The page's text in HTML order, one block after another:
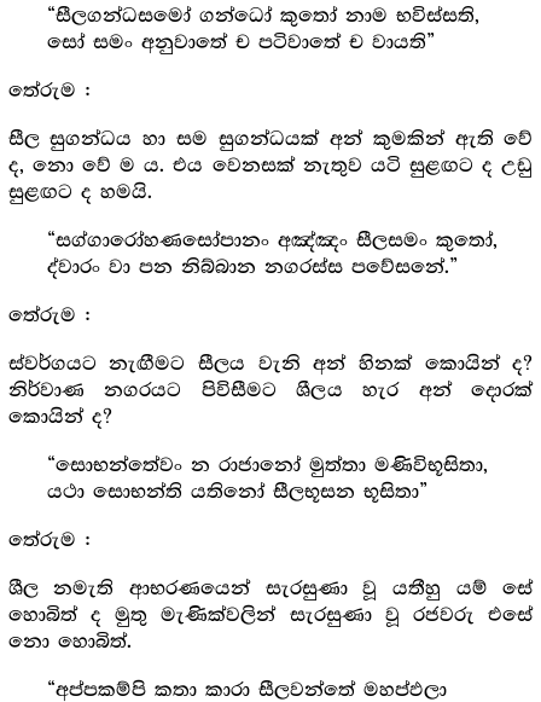
“සීලගන්ධසමෝ ගන්ධෝ කුතෝ නාම භවිස්සති,
සෝ සමං අනුවාතේ ච පටිවාතේ ච වායති”
තේරුම :
සීල සුගන්ධය හා සම සුගන්ධයක් අන් කුමකින් ඇති වේ
ද, නො වේ ම ය. එය වෙනසක් නැතුව යටි සුළඟට ද උඩු
සුළඟට ද හමයි.
“සග්ගාරෝහණසෝපානං අඤ්ඤං සීලසමං කුතෝ,
ද්වාරං වා පන නිබ්බාන නගරස්ස පවේසනේ.”
තේරුම :
ස්වර්ගයට නැඟීමට සීලය වැනි අන් හිනක් කොයින් ද?
නිර්වාණ නගරයට පිවිසීමට ශීලය හැර අන් දොරක්
කොයින් ද?
“සොභන්තේවං න රාජානෝ මුත්තා මණිවිභූසිතා,
යථා සොභන්ති යතිනෝ සීලභූසන භූසිතා”
තේරුම :
ශීල නමැති ආභරණයෙන් සැරසුණා වූ යතීහු යම් සේ
හොබිත් ද මුතු මැණික්වලින් සැරසුණා වූ රජවරු එසේ
නො හොබිත්.
“අප්පකම්පි කතා කාරා සීලවන්තේ මහප්ඵලා